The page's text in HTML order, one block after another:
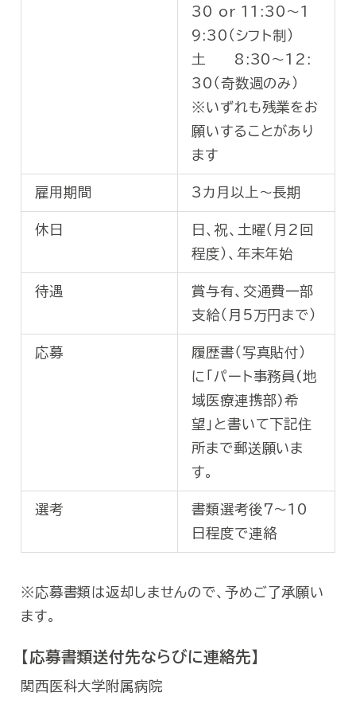
30 or 11:30～1
9:30（シフト制）
土 8:30～12:
30（奇数週のみ）
※いずれも残業をお
願いすることがあり
ます
雇用期間 3カ月以上～長期
休日
日、祝、土曜（月2回
程度）、年末年始
待遇
賞与有、交通費一部
支給（月5万円まで）
応募
履歴書（写真貼付）
に｢パート事務員(地
域医療連携部)希
望｣と書いて下記住
所まで郵送願いま
す。
選考
書類選考後7～10
日程度で連絡
※応募書類は返却しませんので、予めご了承願い
ます。
【応募書類送付先ならびに連絡先】
関西医科大学附属病院